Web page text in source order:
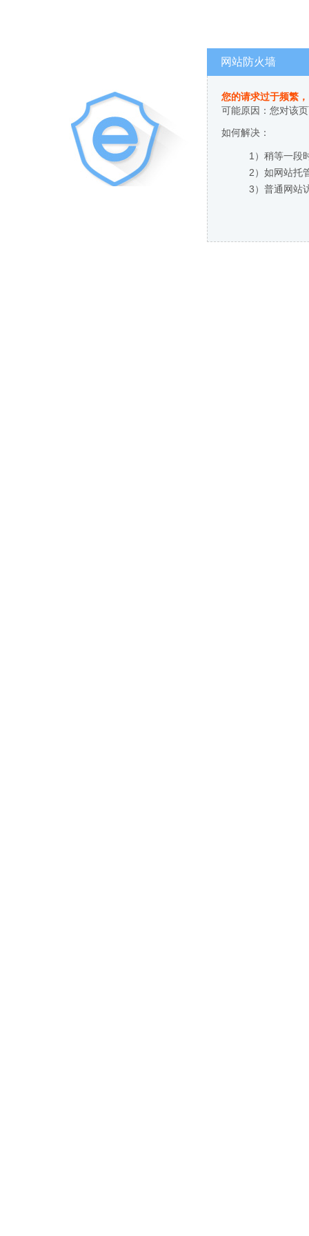
网站防火墙
您的请求过于频繁
可能原因：您对该
如何解决：
1）稍等一段
2）如网站托
3）普通网站